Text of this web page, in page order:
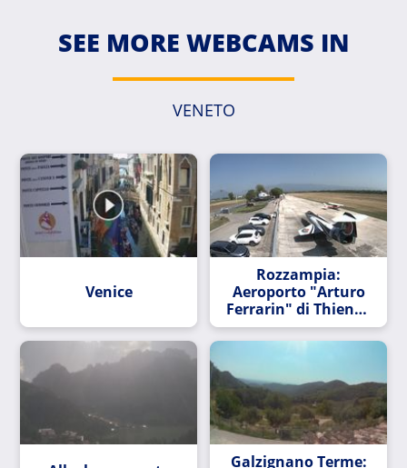
SEE MORE WEBCAMS IN
VENETO
Venice
Rozzampia:
Aeroporto "Arturo
Ferrarin" di Thiene -
direzione Nord
Galzignano Terme: